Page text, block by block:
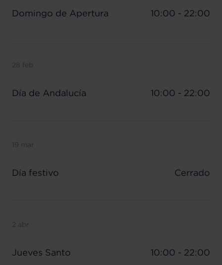
Domingo de Apertura 10:00 - 22:00
28 feb
Día de Andalucía 10:00 - 22:00
19 mar
Día festivo Cerrado
2 abr
Jueves Santo 10:00 - 22:00